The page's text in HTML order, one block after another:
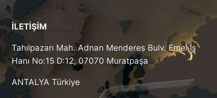
İLETİŞİM
Tahılpazarı Mah. Adnan Menderes Bulv. Emel İş
Hanı No:15 D:12, 07070 Muratpaşa
ANTALYA Türkiye